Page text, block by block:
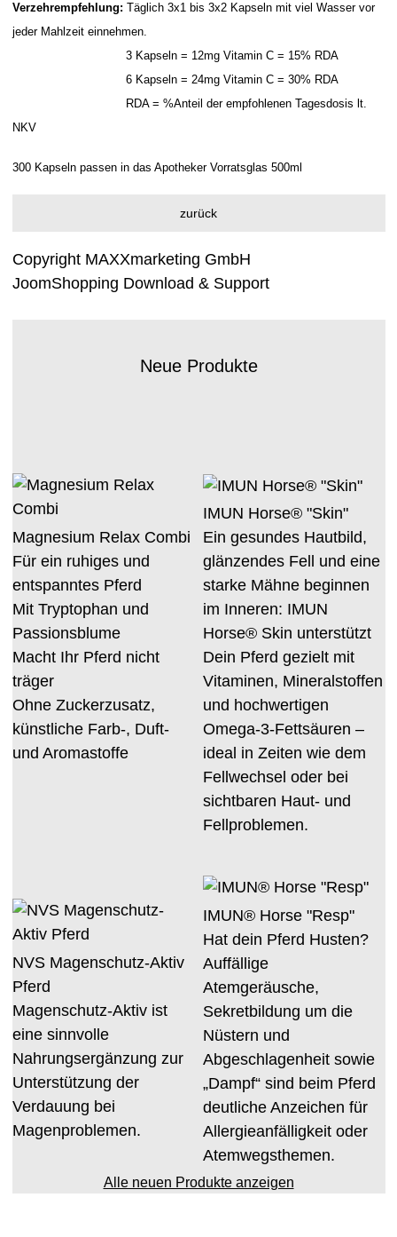
Verzehrempfehlung: Täglich 3x1 bis 3x2 Kapseln mit viel Wasser vor
jeder Mahlzeit einnehmen.
3 Kapseln = 12mg Vitamin C = 15% RDA
6 Kapseln = 24mg Vitamin C = 30% RDA
RDA = %Anteil der empfohlenen Tagesdosis lt.
NKV
300 Kapseln passen in das Apotheker Vorratsglas 500ml
Copyright MAXXmarketing GmbH
JoomShopping Download & Support
Neue Produkte
Magnesium Relax Combi
Für ein ruhiges und
entspanntes Pferd
Mit Tryptophan und
Passionsblume
Macht Ihr Pferd nicht
träger
Ohne Zuckerzusatz,
künstliche Farb-, Duft-
und Aromastoffe
IMUN Horse® "Skin"
Ein gesundes Hautbild,
glänzendes Fell und eine
starke Mähne beginnen
im Inneren: IMUN
Horse® Skin unterstützt
Dein Pferd gezielt mit
Vitaminen, Mineralstoffen
und hochwertigen
Omega-3-Fettsäuren –
ideal in Zeiten wie dem
Fellwechsel oder bei
sichtbaren Haut- und
Fellproblemen.
NVS Magenschutz-Aktiv
Pferd
Magenschutz-Aktiv ist
eine sinnvolle
Nahrungsergänzung zur
Unterstützung der
Verdauung bei
Magenproblemen.
IMUN® Horse "Resp"
Hat dein Pferd Husten?
Auffällige
Atemgeräusche,
Sekretbildung um die
Nüstern und
Abgeschlagenheit sowie
„Dampf“ sind beim Pferd
deutliche Anzeichen für
Allergieanfälligkeit oder
Atemwegsthemen.
Alle neuen Produkte anzeigen